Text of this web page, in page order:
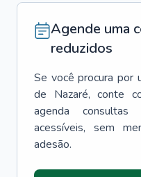
Agende uma
reduzidos
Se você procura por
de Nazaré, conte
agenda
acessíveis, sem
adesão.